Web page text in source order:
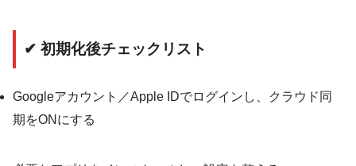
✔ 初期化後チェックリスト
Googleアカウント／Apple IDでログインし、クラウド同
期をONにする